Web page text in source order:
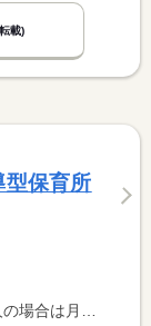
載)
型保育所
額を表示しています。